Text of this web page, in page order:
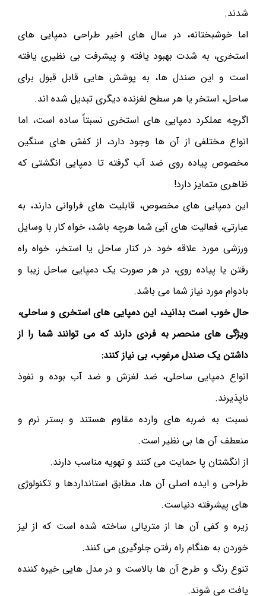
شدند.
اما خوشبختانه، در سال های اخیر طراحی دمپایی های
استخری، به شدت بهبود یافته و پیشرفت بی نظیری یافته
است و این صندل ها، به پوشش هایی قابل قبول برای
ساحل، استخر یا هر سطح لغزنده دیگری تبدیل شده اند.
اگرچه عملکرد دمپایی های استخری نسبتاً ساده است، اما
انواع مختلفی از آن ها وجود دارد، از کفش های سنگین
مخصوص پیاده روی ضد آب گرفته تا دمپایی انگشتی که
ظاهری متمایز دارد!
این دمپایی های مخصوص، قابلیت های فراوانی دارند، به
عبارتی، فعالیت های آبی شما هرچه باشد، خواه کار با وسایل
ورزشی مورد علاقه خود در کنار ساحل یا استخر، خواه راه
رفتن یا پیاده روی، در هر صورت یک دمپایی ساحل زیبا و
بادوام مورد نیاز شما می باشد.
حال خوب است بدانید، این دمپایی های استخری و ساحلی،
ویژگی های منحصر به فردی دارند که می توانند شما را از
داشتن یک صندل مرغوب، بی نیاز کنند:
انواع دمپایی ساحلی، ضد لغزش و ضد آب بوده و نفوذ
ناپذیرند.
نسبت به ضربه های وارده مقاوم هستند و بستر نرم و
منعطف آن ها بی نظیر است.
از انگشتان پا حمایت می کنند و تهویه مناسب دارند.
طراحی و ایده اصلی آن ها، مطابق استانداردها و تکنولوژی
های پیشرفته دنیاست.
زیره و کفی آن ها از متریالی ساخته شده است که از لیز
خوردن به هنگام راه رفتن جلوگیری می کنند.
تنوع رنگ و طرح آن ها بالاست و در مدل هایی خیره کننده
یافت می شوند.